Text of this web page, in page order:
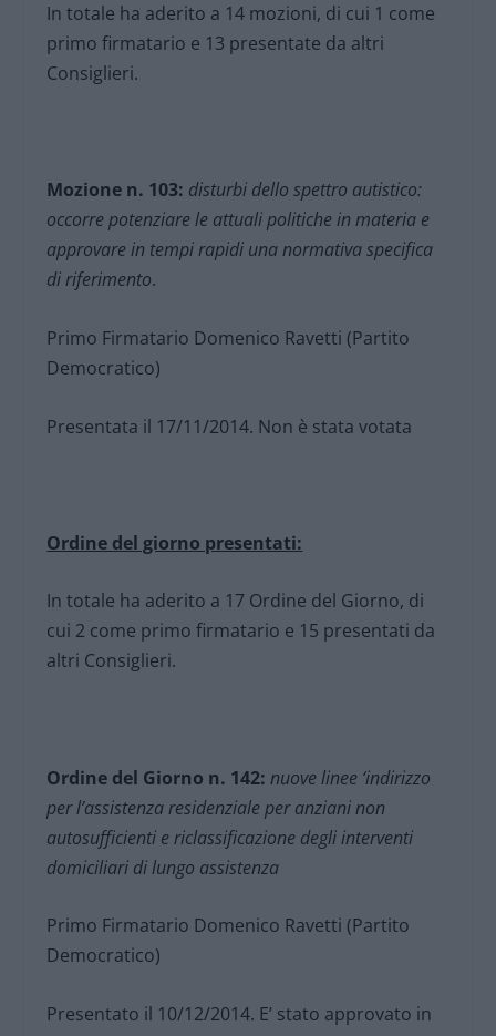
In totale ha aderito a 14 mozioni, di cui 1 come
primo firmatario e 13 presentate da altri
Consiglieri.
Mozione n. 103: disturbi dello spettro autistico:
occorre potenziare le attuali politiche in materia e
approvare in tempi rapidi una normativa specifica
di riferimento.
Primo Firmatario Domenico Ravetti (Partito
Democratico)
Presentata il 17/11/2014. Non è stata votata
Ordine del giorno presentati:
In totale ha aderito a 17 Ordine del Giorno, di
cui 2 come primo firmatario e 15 presentati da
altri Consiglieri.
Ordine del Giorno n. 142: nuove linee ‘indirizzo
per l’assistenza residenziale per anziani non
autosufficienti e riclassificazione degli interventi
domiciliari di lungo assistenza
Primo Firmatario Domenico Ravetti (Partito
Democratico)
Presentato il 10/12/2014. E’ stato approvato in